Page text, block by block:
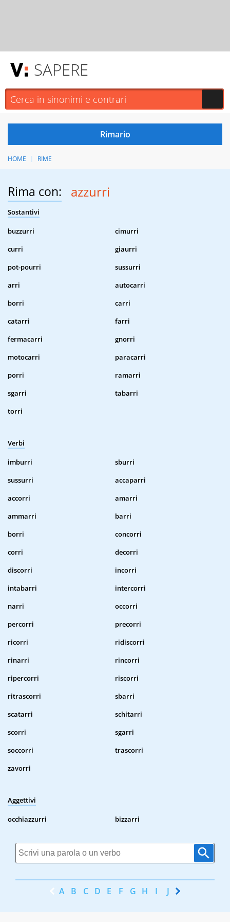
SAPERE
HOME RIME
Rima con: azzurri
Sostantivi
buzzurri
cimurri
curri
giaurri
pot-pourri
sussurri
arri
autocarri
borri
carri
catarri
farri
fermacarri
gnorri
motocarri
paracarri
porri
ramarri
sgarri
tabarri
torri
Verbi
imburri
sburri
sussurri
accaparri
accorri
amarri
ammarri
barri
borri
concorri
corri
decorri
discorri
incorri
intabarri
intercorri
narri
occorri
percorri
precorri
ricorri
ridiscorri
rinarri
rincorri
ripercorri
riscorri
ritrascorri
sbarri
scatarri
schitarri
scorri
sgarri
soccorri
trascorri
zavorri
Aggettivi
occhiazzurri bizzarri
A B C D E F G H I J K